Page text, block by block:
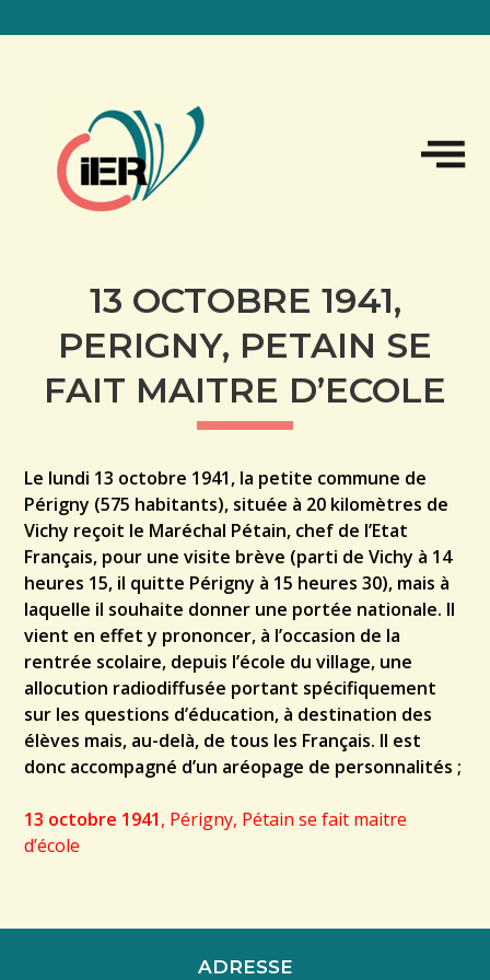
to
13 OCTOBRE 1941,
PERIGNY, PETAIN SE
FAIT MAITRE D’ECOLE
Le lundi 13 octobre 1941, la petite commune de
Périgny (575 habitants), située à 20 kilomètres de
Vichy reçoit le Maréchal Pétain, chef de l’Etat
Français, pour une visite brève (parti de Vichy à 14
heures 15, il quitte Périgny à 15 heures 30), mais à
laquelle il souhaite donner une portée nationale. Il
vient en effet y prononcer, à l’occasion de la
rentrée scolaire, depuis l’école du village, une
allocution radiodiffusée portant spécifiquement
sur les questions d’éducation, à destination des
élèves mais, au-delà, de tous les Français. Il est
donc accompagné d’un aréopage de personnalités ;
13 octobre 1941, Périgny, Pétain se fait maitre
d’école
ADRESSE